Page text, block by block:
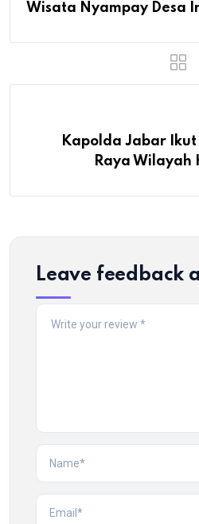
Wisata Nyampay Desa
Kapolda Jabar
Raya Wilayah
Leave feedback